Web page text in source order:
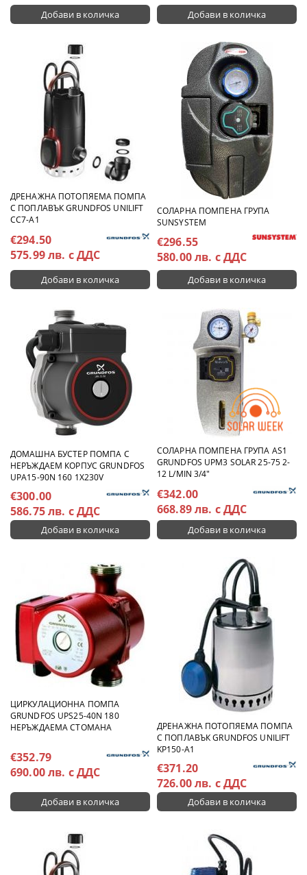
ДРЕНАЖНА ПОТОПЯЕМА ПОМПА
С ПОПЛАВЪК GRUNDFOS UNILIFT
CC7-A1
€294.50
575.99 лв. с ДДС
СОЛАРНА ПОМПЕНА ГРУПА
SUNSYSTEM
€296.55
580.00 лв. с ДДС
ДОМАШНА БУСТЕР ПОМПА С
НЕРЪЖДАЕМ КОРПУС GRUNDFOS
UPA15-90N 160 1X230V
€300.00
586.75 лв. с ДДС
СОЛАРНА ПОМПЕНА ГРУПА AS1
GRUNDFOS UPM3 SOLAR 25-75 2-
12 L/MIN 3/4"
€342.00
668.89 лв. с ДДС
ЦИРКУЛАЦИОННА ПОМПА
GRUNDFOS UPS25-40N 180
НЕРЪЖДАЕМА СТОМАНА
€352.79
690.00 лв. с ДДС
ДРЕНАЖНА ПОТОПЯЕМА ПОМПА
С ПОПЛАВЪК GRUNDFOS UNILIFT
KP150-A1
€371.20
726.00 лв. с ДДС